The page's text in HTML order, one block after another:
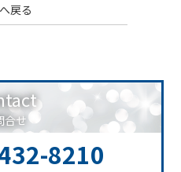
戻る
合せ
8210